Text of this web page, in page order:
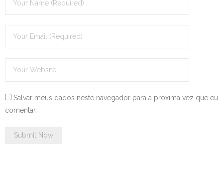
Salvar meus dados neste navegador para a próxima vez que eu
comentar.